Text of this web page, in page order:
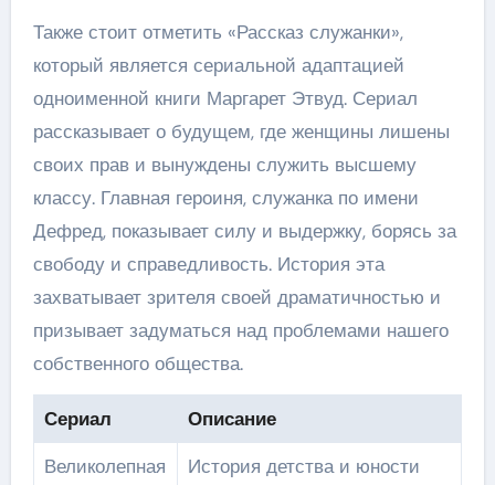
Также стоит отметить «Рассказ служанки»,
который является сериальной адаптацией
одноименной книги Маргарет Этвуд. Сериал
рассказывает о будущем, где женщины лишены
своих прав и вынуждены служить высшему
классу. Главная героиня, служанка по имени
Дефред, показывает силу и выдержку, борясь за
свободу и справедливость. История эта
захватывает зрителя своей драматичностью и
призывает задуматься над проблемами нашего
собственного общества.
Сериал
Описание
Великолепная
История детства и юности